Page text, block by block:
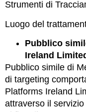
Strumenti di
Luogo del
Pubblico
Ireland
Pubblico simile di
di targeting
Platforms Ireland
attraverso il